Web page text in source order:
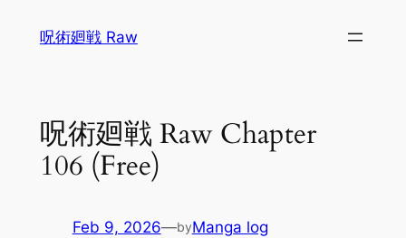
呪術廻戦 Raw
呪術廻戦 Raw Chapter
106 (Free)
Feb 9, 2026—byManga log